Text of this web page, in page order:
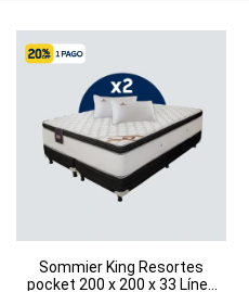
Sommier King Resortes
pocket 200 x 200 x 33 Línea